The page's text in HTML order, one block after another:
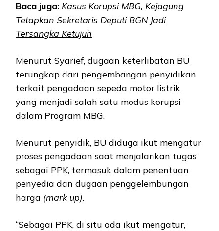
Baca juga: Kasus Korupsi MBG, Kejagung
Tetapkan Sekretaris Deputi BGN Jadi
Tersangka Ketujuh
Menurut Syarief, dugaan keterlibatan BU
terungkap dari pengembangan penyidikan
terkait pengadaan sepeda motor listrik
yang menjadi salah satu modus korupsi
dalam Program MBG.
Menurut penyidik, BU diduga ikut mengatur
proses pengadaan saat menjalankan tugas
sebagai PPK, termasuk dalam penentuan
penyedia dan dugaan penggelembungan
harga (mark up).
“Sebagai PPK, di situ ada ikut mengatur,